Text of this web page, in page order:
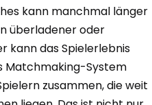
kann manchmal länger
überladener oder
kann das Spielerlebnis
Matchmaking-System
zusammen, die weit